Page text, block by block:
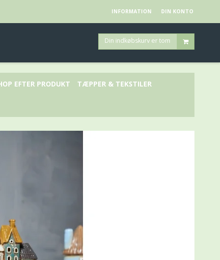
INFORMATION DIN KONTO
Din indkøbskurv er tom
EFTER PRODUKT TÆPPER & TEKSTILER